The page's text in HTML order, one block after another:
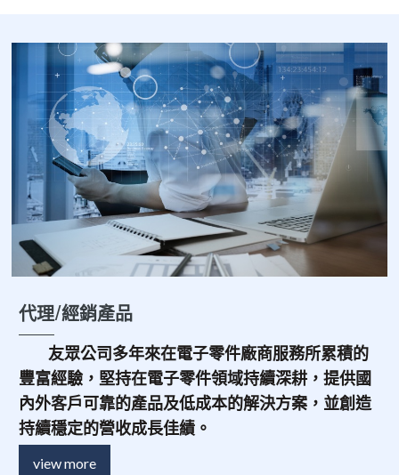
代理/經銷產品
友眾公司多年來在電子零件廠商服務所累積的
豐富經驗，堅持在電子零件領域持續深耕，提供國
內外客戶可靠的產品及低成本的解決方案，並創造
持續穩定的營收成長佳績。
view more